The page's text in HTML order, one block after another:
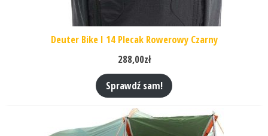
Deuter Bike I 14 Plecak Rowerowy Czarny
288,00zł
Sprawdź sam!